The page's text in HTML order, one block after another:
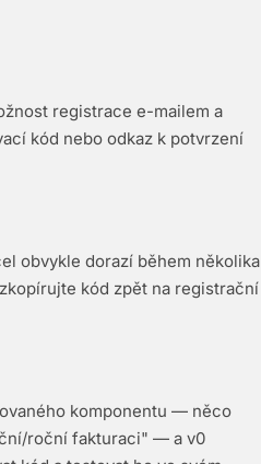
registrace e-mailem a
kód nebo odkaz k potvrzení
obvykle dorazí během několika
kód zpět na registrační
komponentu — něco
roční fakturaci" — a v0